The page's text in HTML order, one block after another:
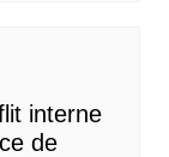
interne
de